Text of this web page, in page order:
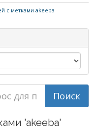
с метками akeeba
'akeeba'